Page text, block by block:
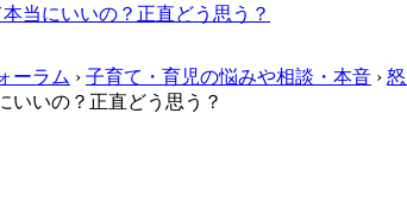
当にいいの？正直どう思う？
ーラム › 子育て・育児の悩みや相談・本音 ›
いいの？正直どう思う？